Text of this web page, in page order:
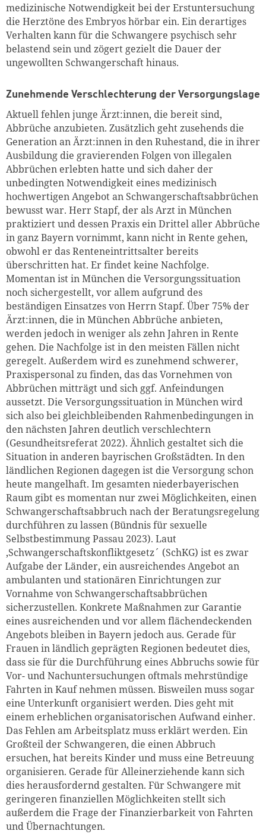
medizinische Notwendigkeit bei der Erstuntersuchung
die Herztöne des Embryos hörbar ein. Ein derartiges
Verhalten kann für die Schwangere psychisch sehr
belastend sein und zögert gezielt die Dauer der
ungewollten Schwangerschaft hinaus.
Zunehmende Verschlechterung der Versorgungslage
Aktuell fehlen junge Ärzt:innen, die bereit sind,
Abbrüche anzubieten. Zusätzlich geht zusehends die
Generation an Ärzt:innen in den Ruhestand, die in ihrer
Ausbildung die gravierenden Folgen von illegalen
Abbrüchen erlebten hatte und sich daher der
unbedingten Notwendigkeit eines medizinisch
hochwertigen Angebot an Schwangerschaftsabbrüchen
bewusst war. Herr Stapf, der als Arzt in München
praktiziert und dessen Praxis ein Drittel aller Abbrüche
in ganz Bayern vornimmt, kann nicht in Rente gehen,
obwohl er das Renteneintrittsalter bereits
überschritten hat. Er findet keine Nachfolge.
Momentan ist in München die Versorgungssituation
noch sichergestellt, vor allem aufgrund des
beständigen Einsatzes von Herrn Stapf. Über 75% der
Ärzt:innen, die in München Abbrüche anbieten,
werden jedoch in weniger als zehn Jahren in Rente
gehen. Die Nachfolge ist in den meisten Fällen nicht
geregelt. Außerdem wird es zunehmend schwerer,
Praxispersonal zu finden, das das Vornehmen von
Abbrüchen mitträgt und sich ggf. Anfeindungen
aussetzt. Die Versorgungssituation in München wird
sich also bei gleichbleibenden Rahmenbedingungen in
den nächsten Jahren deutlich verschlechtern
(Gesundheitsreferat 2022). Ähnlich gestaltet sich die
Situation in anderen bayrischen Großstädten. In den
ländlichen Regionen dagegen ist die Versorgung schon
heute mangelhaft. Im gesamten niederbayerischen
Raum gibt es momentan nur zwei Möglichkeiten, einen
Schwangerschaftsabbruch nach der Beratungsregelung
durchführen zu lassen (Bündnis für sexuelle
Selbstbestimmung Passau 2023). Laut
,Schwangerschaftskonfliktgesetz´ (SchKG) ist es zwar
Aufgabe der Länder, ein ausreichendes Angebot an
ambulanten und stationären Einrichtungen zur
Vornahme von Schwangerschaftsabbrüchen
sicherzustellen. Konkrete Maßnahmen zur Garantie
eines ausreichenden und vor allem flächendeckenden
Angebots bleiben in Bayern jedoch aus. Gerade für
Frauen in ländlich geprägten Regionen bedeutet dies,
dass sie für die Durchführung eines Abbruchs sowie für
Vor- und Nachuntersuchungen oftmals mehrstündige
Fahrten in Kauf nehmen müssen. Bisweilen muss sogar
eine Unterkunft organisiert werden. Dies geht mit
einem erheblichen organisatorischen Aufwand einher.
Das Fehlen am Arbeitsplatz muss erklärt werden. Ein
Großteil der Schwangeren, die einen Abbruch
ersuchen, hat bereits Kinder und muss eine Betreuung
organisieren. Gerade für Alleinerziehende kann sich
dies herausfordernd gestalten. Für Schwangere mit
geringeren finanziellen Möglichkeiten stellt sich
außerdem die Frage der Finanzierbarkeit von Fahrten
und Übernachtungen.